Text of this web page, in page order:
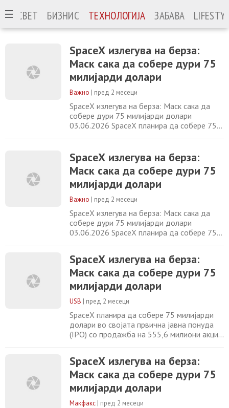
СВЕТ БИЗНИС ТЕХНОЛОГИЈА ЗАБАВА
SpaceX излегува на берза:
Маск сака да собере дури 75
милијарди долари
Важно | пред 2 месеци
SpaceX излегува на берза: Маск сака да
собере дури 75 милијарди долари
03.06.2026 SpaceX планира да собере 75
милиони акции по целна цена од 135
долари по акција, изјави за Ројтерс извор
запознаен со ова прашање. Ројтерс
претходно во вторник објави дека
SpaceX излегува на берза:
Маск сака да собере дури 75
милијарди долари
Важно | пред 2 месеци
SpaceX излегува на берза: Маск сака да
собере дури 75 милијарди долари
03.06.2026 SpaceX планира да собере 75
милиони акции по целна цена од 135
долари по акција, изјави за Ројтерс извор
запознаен со ова прашање. Ројтерс
претходно во вторник објави дека
компанијата на Илон
SpaceX излегува на берза:
Маск сака да собере дури 75
милијарди долари
USB | пред 2 месеци
SpaceX планира да собере 75 милијарди
долари во својата првична јавна понуда
(IPO) со продажба на 555,6 милиони акции
прашање. Ројтерс претходно во вторник
објави дека компанијата на Илон Маск за
ракетна технологија и сателитски
комуникации се надева дека ќе собере
најмалку
SpaceX излегува на берза:
Маск сака да собере дури 75
милијарди долари
Макфакс | пред 2 месеци